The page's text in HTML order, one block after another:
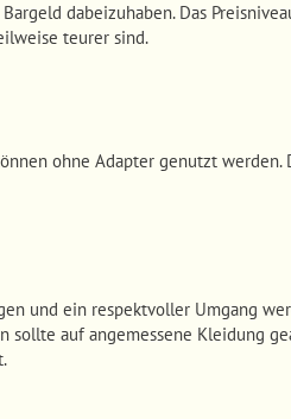
dabeizuhaben. Das
teurer sind.
ohne Adapter genutzt
und ein respektvoller Umgang
sollte auf angemessene Kleidung